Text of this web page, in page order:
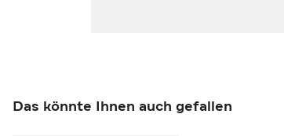
Das könnte Ihnen auch gefallen